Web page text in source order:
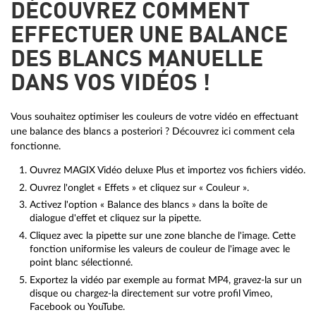
DÉCOUVREZ COMMENT
EFFECTUER UNE BALANCE
DES BLANCS MANUELLE
DANS VOS VIDÉOS !
Vous souhaitez optimiser les couleurs de votre vidéo en effectuant
une balance des blancs a posteriori ? Découvrez ici comment cela
fonctionne.
Ouvrez MAGIX Vidéo deluxe Plus et importez vos fichiers vidéo.
Ouvrez l'onglet « Effets » et cliquez sur « Couleur ».
Activez l'option « Balance des blancs » dans la boîte de
dialogue d'effet et cliquez sur la pipette.
Cliquez avec la pipette sur une zone blanche de l'image. Cette
fonction uniformise les valeurs de couleur de l'image avec le
point blanc sélectionné.
Exportez la vidéo par exemple au format MP4, gravez-la sur un
disque ou chargez-la directement sur votre profil Vimeo,
Facebook ou YouTube.